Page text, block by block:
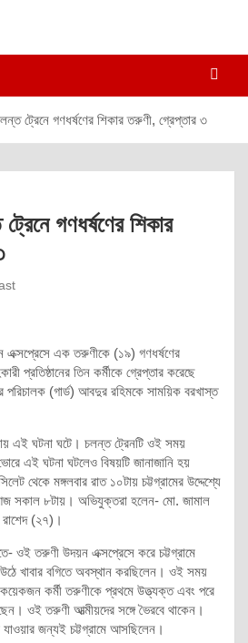
ট্রেনে গণধর্ষণের শিকার তরুণী, গ্রেপ্তার ৩
গণধর্ষণের শিকার
এক্সপ্রেসে এক তরুণীকে (১৯) গণধর্ষণের
প্রতিষ্ঠানের তিন কর্মীকে গ্রেপ্তার করেছে
পরিচালক (গার্ড) আবদুর রহিমকে সাময়িক বরখাস্ত
এই ঘটনা ঘটে। চলন্ত ট্রেনটি ওই সময়
এই ঘটনা ঘটলেও বিষয়টি জানাজানি হয়
থেকে মঙ্গলবার রাত ১০টায় চট্টগ্রামের উদ্দেশ্যে
সকাল ৮টায়। অভিযুক্তরা হলেন- মো. জামাল
(২৭)।
ওই তরুণী উদয়ন এক্সপ্রেসে করে চট্টগ্রামে
খাবার বগিতে অবস্থান করছিলেন। ওই সময়
কয়েকজন কর্মী তরুণীকে প্রথমে উত্ত্যক্ত এবং পরে
ওই তরুণী আত্মীয়দের সঙ্গে ভৈরবে থাকেন।
যাওয়ার জন্যই চট্টগ্রামে আসছিলেন।